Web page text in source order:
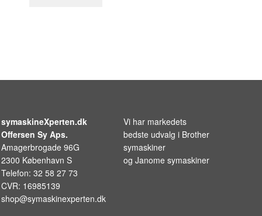
symaskineXperten.dk
Offersen Sy Aps.
Amagerbrogade 96G
2300 København S
Telefon: 32 58 27 73
CVR: 16985139
shop@symaskinexperten.dk
Vi har markedets
bedste udvalg i Brother
symaskiner
og Janome symaskiner